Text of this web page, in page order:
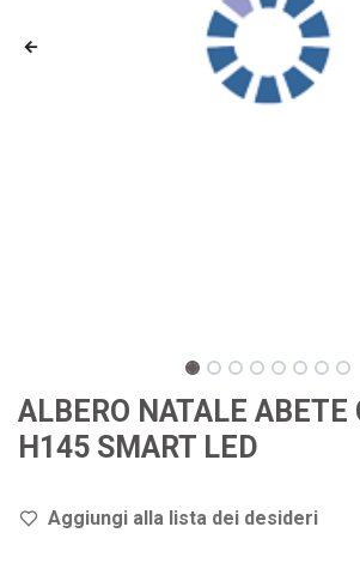
ALBERO NATALE ABETE
H145 SMART LED
Aggiungi alla lista dei desideri